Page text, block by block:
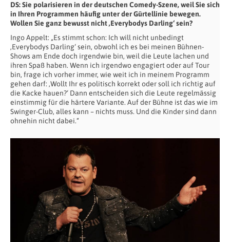
DS: Sie polarisieren in der deutschen Comedy-Szene, weil Sie sich
in Ihren Programmen häufig unter der Gürtellinie bewegen.
Wollen Sie ganz bewusst nicht‚Everybodys Darling‘ sein?
Ingo Appelt: „Es stimmt schon: Ich will nicht unbedingt
‚Everybodys Darling‘ sein, obwohl ich es bei meinen Bühnen-
Shows am Ende doch irgendwie bin, weil die Leute lachen und
ihren Spaß haben. Wenn ich irgendwo engagiert oder auf Tour
bin, frage ich vorher immer, wie weit ich in meinem Programm
gehen darf: ‚Wollt Ihr es politisch korrekt oder soll ich richtig auf
die Kacke hauen?‘ Dann entscheiden sich die Leute regelmässig
einstimmig für die härtere Variante. Auf der Bühne ist das wie im
Swinger-Club, alles kann – nichts muss. Und die Kinder sind dann
ohnehin nicht dabei.“